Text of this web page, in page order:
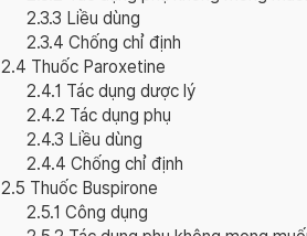
2.3.3 Liều dùng
2.3.4 Chống chỉ định
2.4 Thuốc Paroxetine
2.4.1 Tác dụng dược lý
2.4.2 Tác dụng phụ
2.4.3 Liều dùng
2.4.4 Chống chỉ định
2.5 Thuốc Buspirone
2.5.1 Công dụng